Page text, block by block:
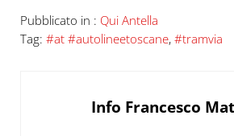
Pubblicato in : Qui Antella
Tag: #at #autolineetoscane, #tramvia
Info Francesco